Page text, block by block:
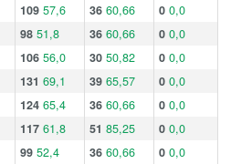
109 57,6 36 60,66 0 0,0
98 51,8 36 60,66 0 0,0
106 56,0 30 50,82 0 0,0
131 69,1 39 65,57 0 0,0
124 65,4 36 60,66 0 0,0
117 61,8 51 85,25 0 0,0
99 52,4 36 60,66 0 0,0